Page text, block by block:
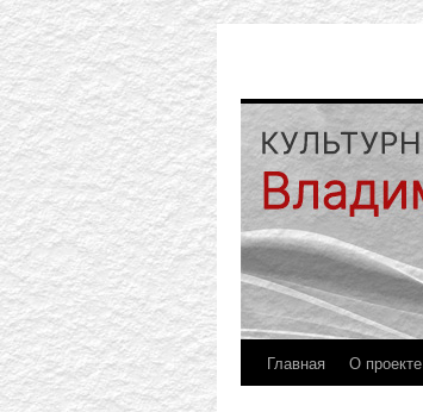
Главная О проекте